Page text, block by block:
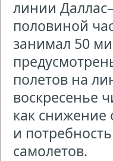
линии
половиной
занимал 50
полетов на
воскресенье
как снижение
и
самолетов.